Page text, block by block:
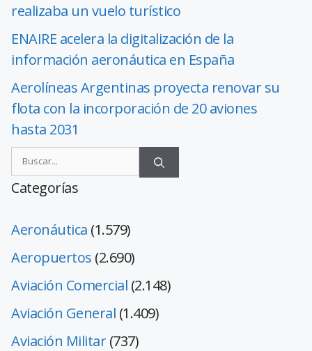
realizaba un vuelo turístico
ENAIRE acelera la digitalización de la
información aeronáutica en España
Aerolíneas Argentinas proyecta renovar su
flota con la incorporación de 20 aviones
hasta 2031
Categorías
Aeronáutica (1.579)
Aeropuertos (2.690)
Aviación Comercial (2.148)
Aviación General (1.409)
Aviación Militar(737)